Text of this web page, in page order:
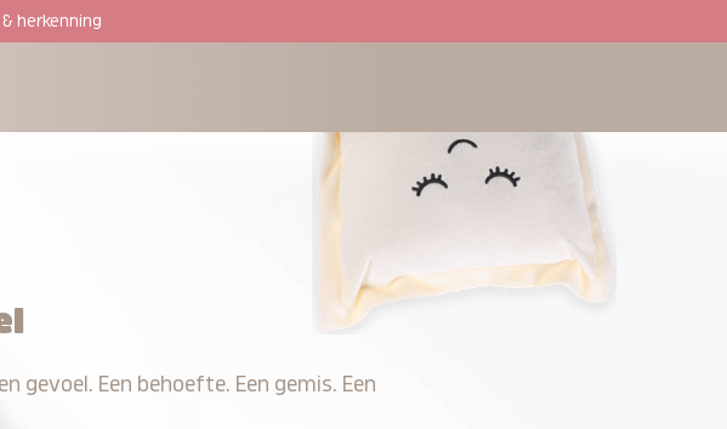
herkenning
Een behoefte. Een gemis. Een